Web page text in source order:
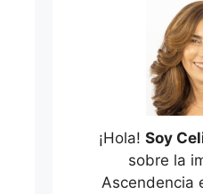
¡Hola! Soy
sobre la
Ascendencia